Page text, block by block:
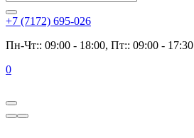
+7 (7172) 695-026
Пн-Чт:: 09:00 - 18:00, Пт:: 09:00 - 17:30
0